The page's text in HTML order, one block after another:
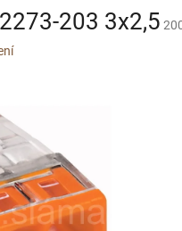
203 3x2,5